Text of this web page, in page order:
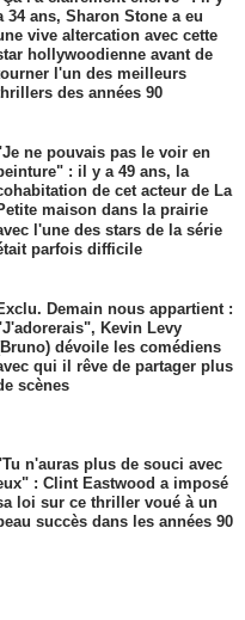
34 ans, Sharon Stone a eu
vive altercation avec cette
hollywoodienne avant de
l'un des meilleurs
des années 90
ne pouvais pas le voir en
: il y a 49 ans, la
de cet acteur de La
maison dans la prairie
l'une des stars de la série
parfois difficile
Demain nous appartient :
Kevin Levy
dévoile les comédiens
qui il rêve de partager plus
scènes
n'auras plus de souci avec
: Clint Eastwood a imposé
loi sur ce thriller voué à un
succès dans les années 90